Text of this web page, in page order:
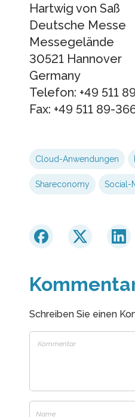
Hartwig von Saß
Deutsche Messe
Messegelände
30521 Hannover
Germany
Telefon: +49 511
Fax: +49 511 89-
Cloud-Anwendungen
Shareconomy Social-
Schreiben Sie einen